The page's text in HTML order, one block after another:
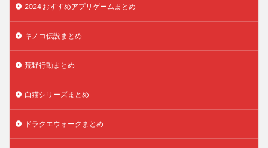
2024 おすすめアプリゲームまとめ
キノコ伝説まとめ
荒野行動まとめ
白猫シリーズまとめ
ドラクエウォークまとめ